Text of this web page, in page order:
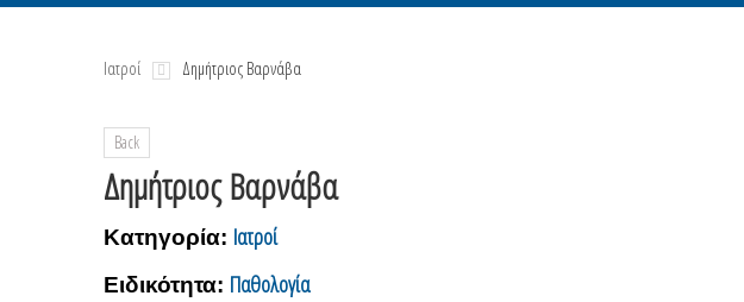
Ιατροί Δημήτριος Βαρνάβα
Back
Δημήτριος Βαρνάβα
Κατηγορία: Ιατροί
Ειδικότητα: Παθολογία